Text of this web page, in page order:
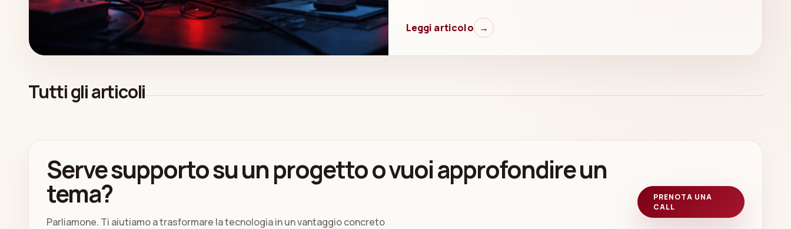
Leggi articolo →
Tutti gli articoli
Serve supporto su un progetto o vuoi approfondire un
tema?
Parliamone. Ti aiutiamo a trasformare la tecnologia in un vantaggio concreto
PRENOTA UNA
CALL